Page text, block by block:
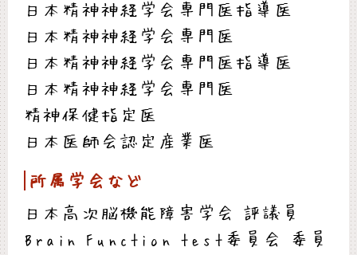
日本精神神経学会専門医指導医
日本精神神経学会専門医
日本精神神経学会専門医指導医
日本精神神経学会専門医
精神保健指定医
日本医師会認定産業医
所属学会など
日本高次脳機能障害学会 評議員
Brain Function test委員会 委員